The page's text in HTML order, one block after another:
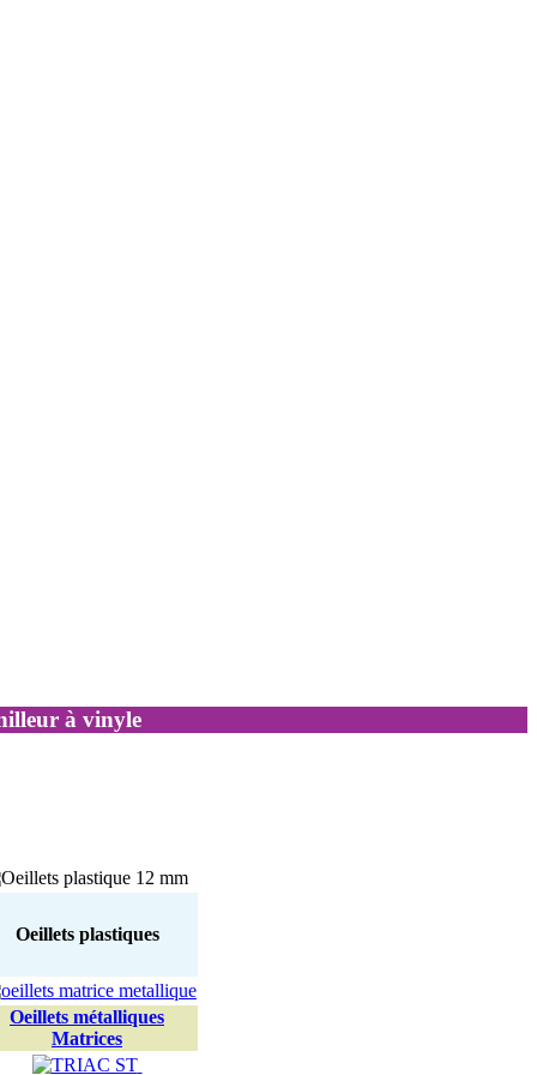
à vinyle
Oeillets plastiques
Oeillets métalliques
Matrices